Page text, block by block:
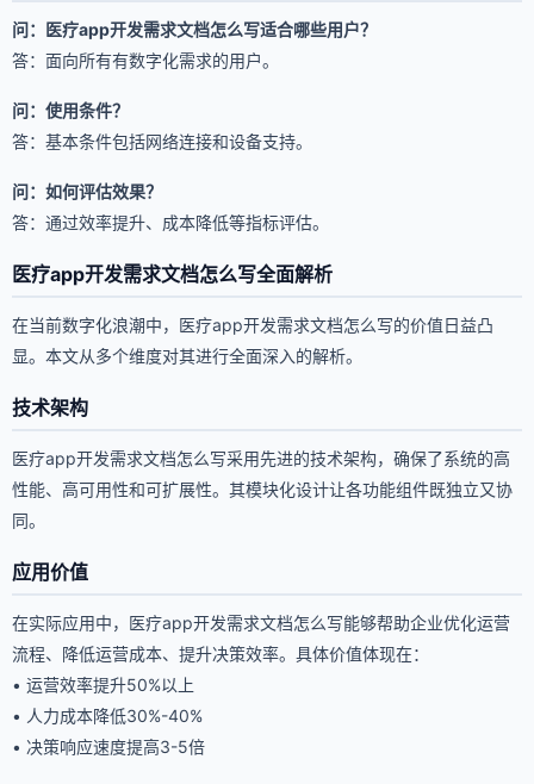
问：医疗app开发需求文档怎么写适合哪些用户？
答：面向所有有数字化需求的用户。
问：使用条件？
答：基本条件包括网络连接和设备支持。
问：如何评估效果？
答：通过效率提升、成本降低等指标评估。
医疗app开发需求文档怎么写全面解析
在当前数字化浪潮中，医疗app开发需求文档怎么写的价值日益凸
显。本文从多个维度对其进行全面深入的解析。
技术架构
医疗app开发需求文档怎么写采用先进的技术架构，确保了系统的高
性能、高可用性和可扩展性。其模块化设计让各功能组件既独立又协
同。
应用价值
在实际应用中，医疗app开发需求文档怎么写能够帮助企业优化运营
流程、降低运营成本、提升决策效率。具体价值体现在：
• 运营效率提升50%以上
• 人力成本降低30%-40%
• 决策响应速度提高3-5倍